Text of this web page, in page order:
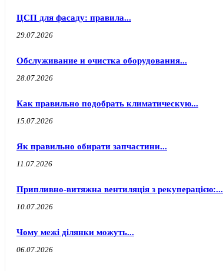
ЦСП для фасаду: правила...
29.07.2026
Обслуживание и очистка оборудования...
28.07.2026
Как правильно подобрать климатическую...
15.07.2026
Як правильно обирати запчастини...
11.07.2026
Припливно-витяжна вентиляція з рекуперацією:...
10.07.2026
Чому межі ділянки можуть...
06.07.2026